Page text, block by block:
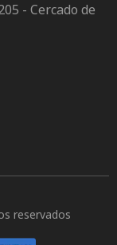
- Cercado de
reservados